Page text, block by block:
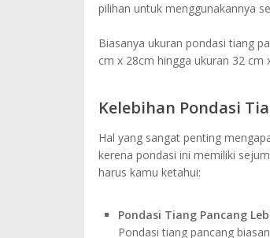
pilihan untuk menggunakannya
Biasanya ukuran pondasi tiang
cm x 28cm hingga ukuran 32 cm
Kelebihan Pondasi
Hal yang sangat penting
kerena pondasi ini memiliki
harus kamu ketahui:
Pondasi Tiang Pancang
Pondasi tiang pancang